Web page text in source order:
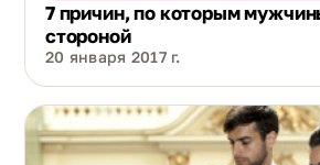
7 причин, по которым
стороной
20 января 2017 г.